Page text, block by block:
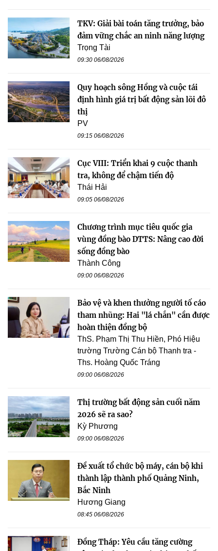
TKV: Giải bài toán tăng trưởng, bảo
đảm vững chắc an ninh năng lượng
Trọng Tài
09:30 06/08/2026
Quy hoạch sông Hồng và cuộc tái
định hình giá trị bất động sản lõi đô
thị
PV
09:15 06/08/2026
Cục VIII: Triển khai 9 cuộc thanh
tra, không để chậm tiến độ
Thái Hải
09:05 06/08/2026
Chương trình mục tiêu quốc gia
vùng đồng bào DTTS: Nâng cao đời
sống đồng bào
Thành Công
09:00 06/08/2026
Bảo vệ và khen thưởng người tố cáo
tham nhũng: Hai "lá chắn" cần được
hoàn thiện đồng bộ
ThS. Phạm Thị Thu Hiền, Phó Hiệu
trường Trường Cán bộ Thanh tra -
Ths. Hoàng Quốc Tráng
09:00 06/08/2026
Thị trường bất động sản cuối năm
2026 sẽ ra sao?
Kỳ Phương
09:00 06/08/2026
Đề xuất tổ chức bộ máy, cán bộ khi
thành lập thành phố Quảng Ninh,
Bắc Ninh
Hương Giang
08:45 06/08/2026
Đồng Tháp: Yêu cầu tăng cường